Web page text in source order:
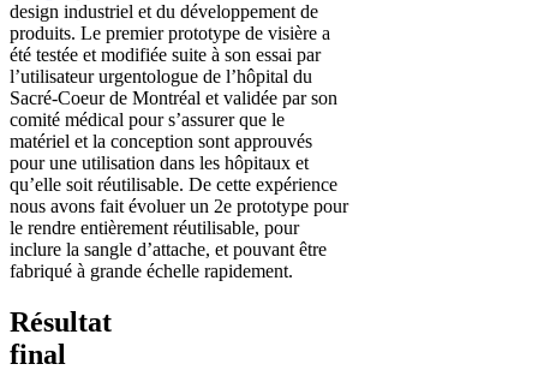
design industriel et du développement de
produits. Le premier prototype de visière a
été testée et modifiée suite à son essai par
l’utilisateur urgentologue de l’hôpital du
Sacré-Coeur de Montréal et validée par son
comité médical pour s’assurer que le
matériel et la conception sont approuvés
pour une utilisation dans les hôpitaux et
qu’elle soit réutilisable. De cette expérience
nous avons fait évoluer un 2e prototype pour
le rendre entièrement réutilisable, pour
inclure la sangle d’attache, et pouvant être
fabriqué à grande échelle rapidement.
Résultat
final